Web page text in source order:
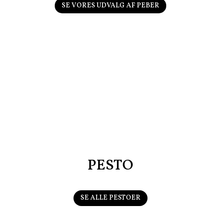
SE VORES UDVALG AF PEBER
PESTO
SE ALLE PESTOER